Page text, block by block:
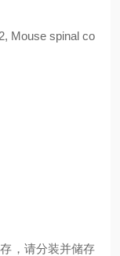
Mouse spinal co
，请分装并储存